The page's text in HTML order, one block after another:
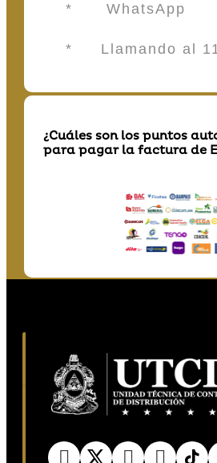
* WhatsApp
* Llamando al
¿Cuáles son los puntos
para pagar la factura de